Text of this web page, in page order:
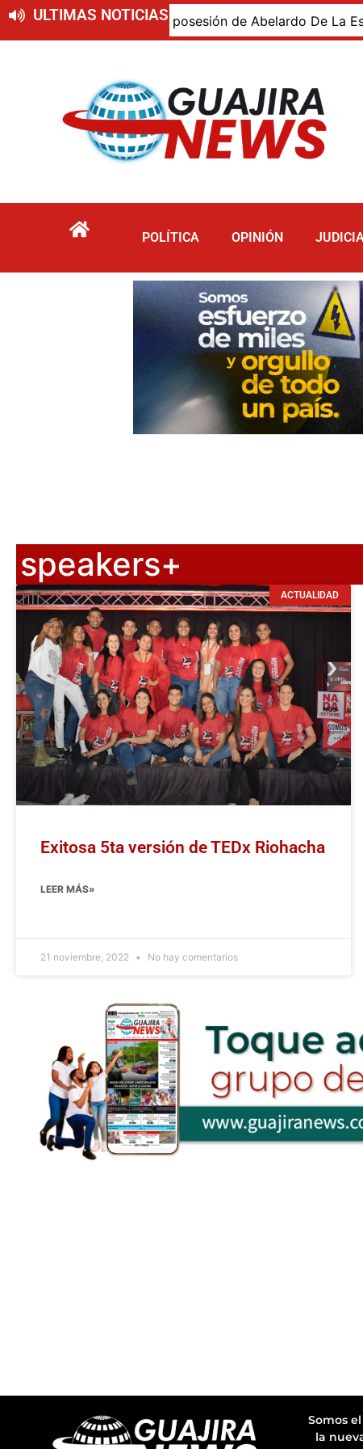
ULTIMAS NOTICIAS
presente en la posesión de Abelardo De La
POLÍTICA OPINIÓN
speakers+
ACTUALIDAD
Exitosa 5ta versión de TEDx Riohacha
LEER MÁS»
21 noviembre, 2022 No hay comentarios
Somos
la